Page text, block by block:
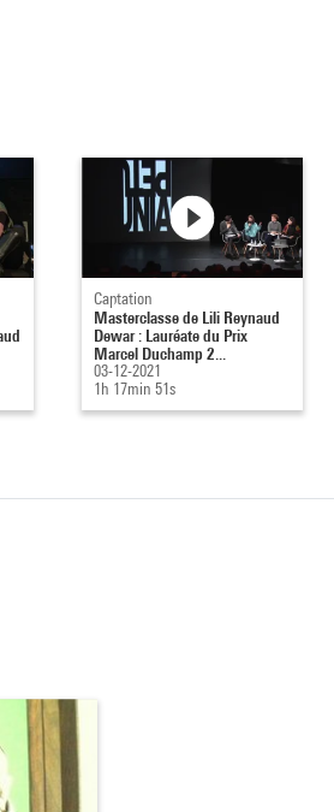
Captation
Masterclasse de Lili Reynaud
Dewar : Lauréate du Prix
Marcel Duchamp 2...
03-12-2021
1h 17min 51s